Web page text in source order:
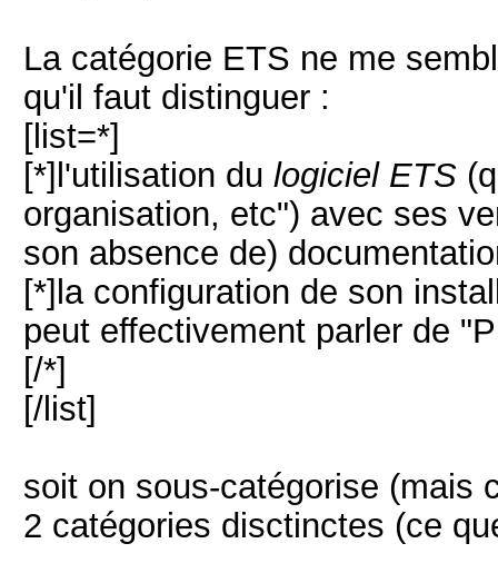
La catégorie ETS ne me
qu'il faut distinguer :
[list=*]
[*]l'utilisation du logiciel ETS
organisation, etc") avec ses
son absence de)
[*]la configuration de son
peut effectivement parler de
[/*]
[/list]
soit on sous-catégorise (mais
2 catégories disctinctes (ce